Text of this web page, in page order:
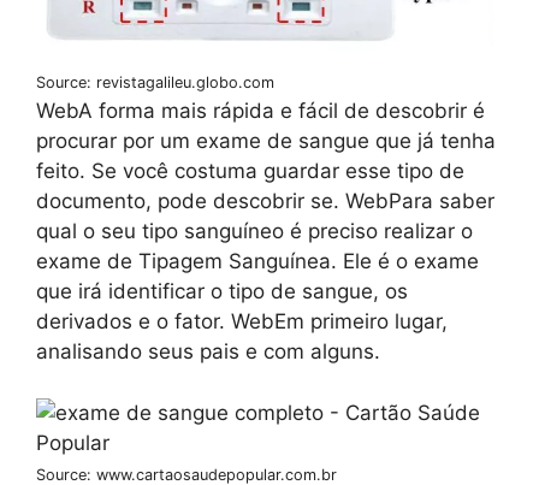
Source: revistagalileu.globo.com
WebA forma mais rápida e fácil de descobrir é
procurar por um exame de sangue que já tenha
feito. Se você costuma guardar esse tipo de
documento, pode descobrir se. WebPara saber
qual o seu tipo sanguíneo é preciso realizar o
exame de Tipagem Sanguínea. Ele é o exame
que irá identificar o tipo de sangue, os
derivados e o fator. WebEm primeiro lugar,
analisando seus pais e com alguns.
Source: www.cartaosaudepopular.com.br